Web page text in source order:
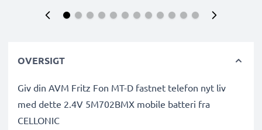
OVERSIGT
Giv din AVM Fritz Fon MT-D fastnet telefon nyt liv
med dette 2.4V 5M702BMX mobile batteri fra
CELLONIC